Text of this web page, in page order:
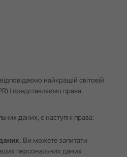
найкращій світовій
і представляємо права,
даних, є наступні права:
Ви можете запитати
персональних даних